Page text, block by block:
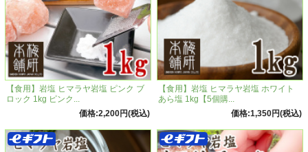
あら塩岩塩を買うならスパイスボトルもおすすめ
【食用】岩塩 ヒマラヤ岩塩 ピンク ブ
ロック 1kg ピンク...
価格:2,200円(税込)
【食用】岩塩 ヒマラヤ岩塩 ホワイト
あら塩 1kg【5個購...
価格:1,350円(税込)